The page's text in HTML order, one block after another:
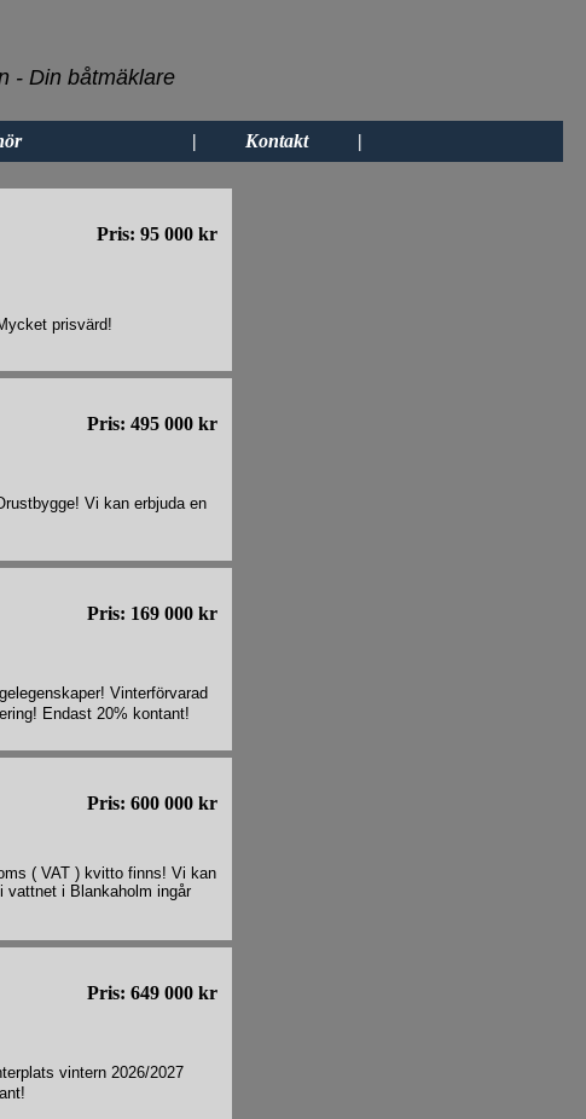
- Din båtmäklare
| Kontakt |
Pris: 95 000 kr
prisvärd!
Pris: 495 000 kr
Vi kan erbjuda en
Pris: 169 000 kr
Vinterförvarad
Endast 20% kontant!
Pris: 600 000 kr
( VAT ) kvitto finns! Vi kan
vattnet i Blankaholm ingår
Pris: 649 000 kr
vintern 2026/2027